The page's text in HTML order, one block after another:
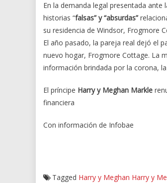
En la demanda legal presentada
historias “falsas” y “absurdas”
su residencia de Windsor, Frogmore
El año pasado, la pareja real dejó el
nuevo hogar, Frogmore Cottage. La
información brindada por la corona,
El príncipe Harry y Meghan Markle
financiera
Con información de Infobae
Tagged Harry y Meghan Harry y